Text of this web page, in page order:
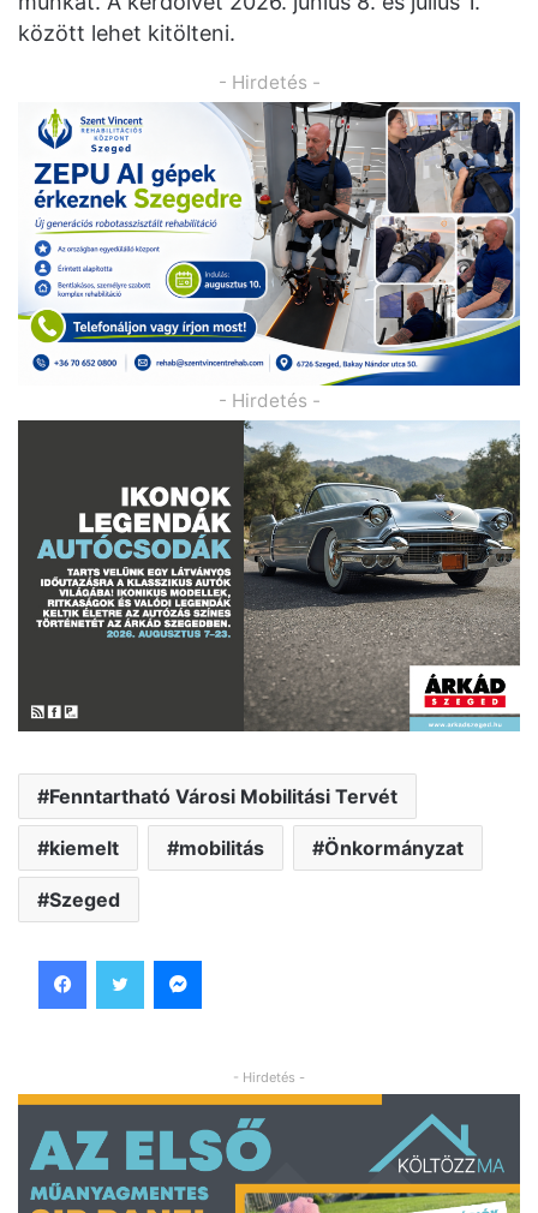
között lehet kitölteni.
- Hirdetés -
- Hirdetés -
Fenntartható Városi Mobilitási Tervét
kiemelt mobilitás Önkormányzat
Szeged
- Hirdetés -